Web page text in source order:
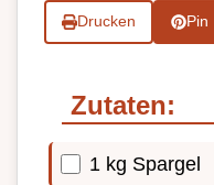
Drucken Pin
Zutaten:
1 kg Spargel